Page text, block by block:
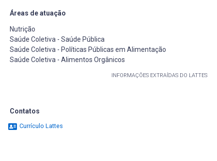
Áreas de atuação
Nutrição
Saúde Coletiva - Saúde Pública
Saúde Coletiva - Políticas Públicas em Alimentação
Saúde Coletiva - Alimentos Orgânicos
INFORMAÇÕES EXTRAÍDAS DO LATTES
Contatos
Currículo Lattes